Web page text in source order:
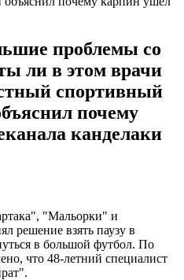
проблемы со
ли в этом врачи
спортивный
почему
канделаки
"Мальорки" и
решение взять паузу в
в большой футбол. По
что 48-летний специалист